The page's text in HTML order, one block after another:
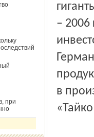
при
– 2006
в